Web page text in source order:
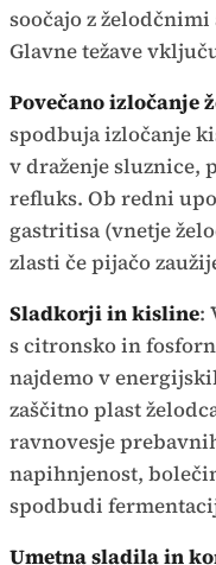
soočajo z
Glavne težave
Povečano izločanje
spodbuja izločanje
v draženje sluznice,
refluks. Ob redni
gastritisa (vnetje
zlasti če pijačo
Sladkorji in kisline:
s citronsko in
najdemo v
zaščitno plast
ravnovesje
napihnjenost,
spodbudi
Umetna sladila in